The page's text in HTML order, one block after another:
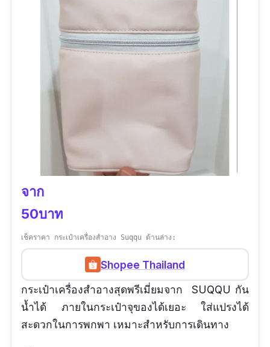
จาก
50บาท
เช็คราคา กระเป๋าเครื่องสำอาง Suqqu ด้านล่าง:
Shopee Thailand
กระเป๋าเครื่องสำอางสุดพรีเมี่ยมจาก SUQQU กัน
น้ำได้ ภายในกระเป๋าจุของได้เยอะ ใส่แปรงได้
สะดวกในการพกพา เหมาะสำหรับการเดินทาง